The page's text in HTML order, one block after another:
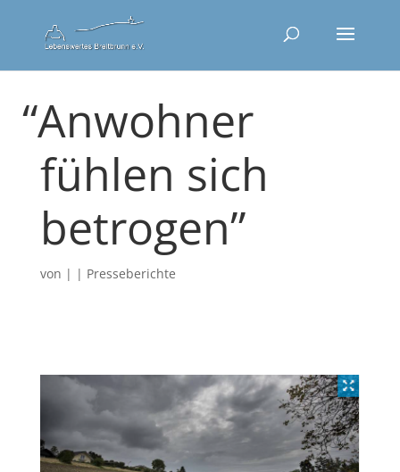
“Anwohner
fühlen sich
betrogen”
von | | Presseberichte